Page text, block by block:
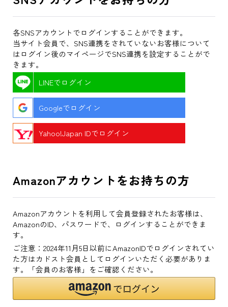
各SNSアカウントでログインすることができます。
当サイト会員で、SNS連携をされていないお客様について
はログイン後のマイページでSNS連携を設定することがで
きます。
LINEでログイン
Googleでログイン
Yahoo!Japan IDでログイン
Amazonアカウントをお持ちの方
Amazonアカウントを利用して会員登録されたお客様は、
AmazonのID、パスワードで、ログインすることができま
す。
ご注意：2024年11月5日以前にAmazonIDでログインされてい
た方はカドスト会員としてログインいただく必要がありま
す。「会員のお客様」をご確認ください。